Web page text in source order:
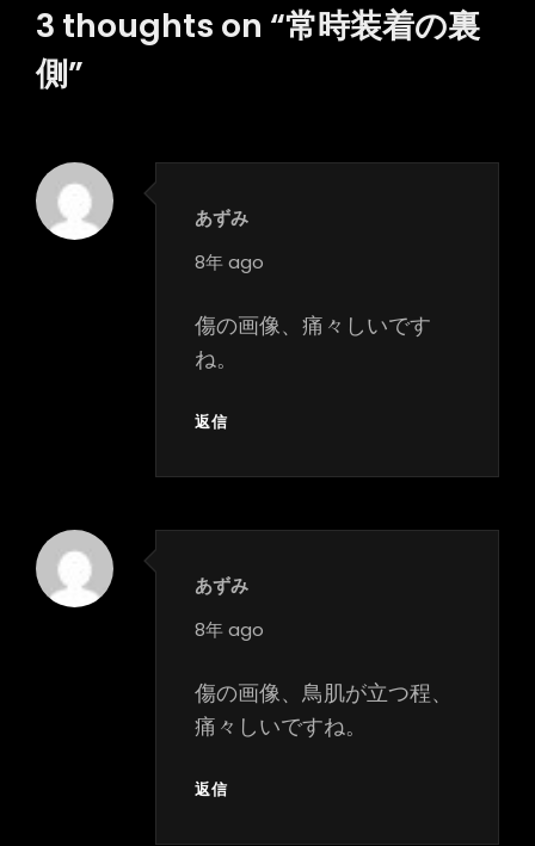
シ
ョ
ン
3 thoughts on “常時装着の裏
側”
あずみ
says:
8年 ago
傷の画像、痛々しいです
ね。
返信
あずみ
says:
8年 ago
傷の画像、鳥肌が立つ程、
痛々しいですね。
返信